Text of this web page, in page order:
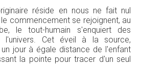
réside en nous ne fait nul
commencement se rejoignent, au
le tout-humain s'enquiert des
l'univers. Cet éveil à la source,
jour à égale distance de l'enfant
la pointe pour tracer d'un seul